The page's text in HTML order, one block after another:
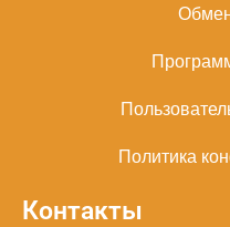
Политика
Контакты